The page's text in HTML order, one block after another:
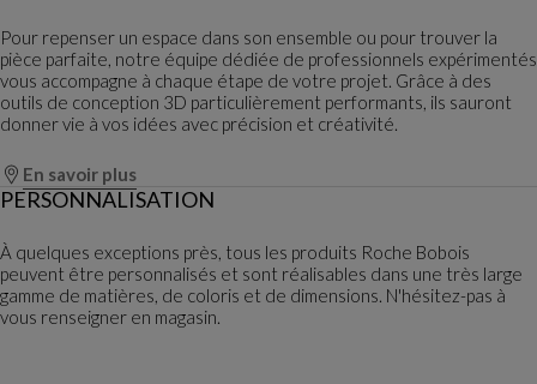
Pour repenser un espace dans son ensemble ou pour trouver la
pièce parfaite, notre équipe dédiée de professionnels expérimentés
vous accompagne à chaque étape de votre projet. Grâce à des
outils de conception 3D particulièrement performants, ils sauront
donner vie à vos idées avec précision et créativité.
En savoir plus
PERSONNALISATION
À quelques exceptions près, tous les produits Roche Bobois
peuvent être personnalisés et sont réalisables dans une très large
gamme de matières, de coloris et de dimensions. N'hésitez-pas à
vous renseigner en magasin.